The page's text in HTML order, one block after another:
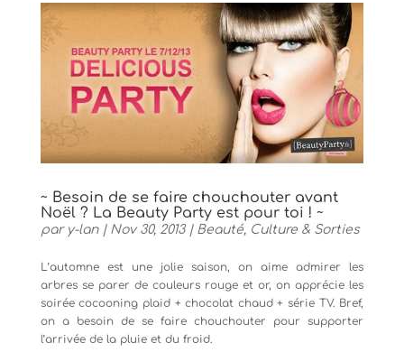
~ Besoin de se faire chouchouter avant
Noël ? La Beauty Party est pour toi ! ~
par y-lan| Nov 30, 2013| Beauté, Culture & Sorties
L’automne est une jolie saison, on aime admirer les
arbres se parer de couleurs rouge et or, on apprécie les
soirée cocooning plaid + chocolat chaud + série TV. Bref,
on a besoin de se faire chouchouter pour supporter
l’arrivée de la pluie et du froid.